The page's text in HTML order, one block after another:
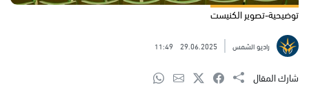
توضيحية-تصوير الكنيست
راديو الشمس 29.06.2025
11:49
شارك المقال